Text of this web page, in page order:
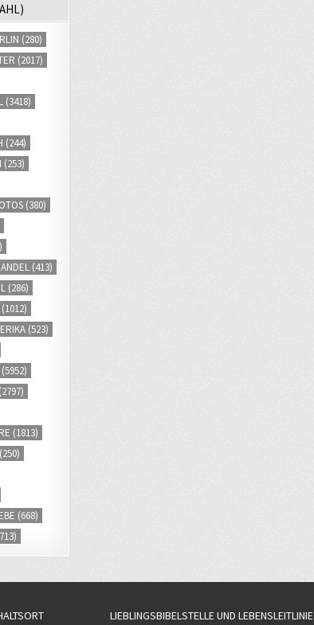
(280)
(2017)
(3418)
(244)
(253)
(380)
(413)
(286)
(1012)
(523)
(5952)
(2797)
(1813)
(250)
(668)
LIEBLINGSBIBELSTELLE UND LEBENSLEITLINIE